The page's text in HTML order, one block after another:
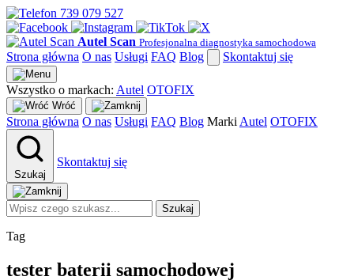
739 079 527
Autel Scan Profesjonalna diagnostyka samochodowa
Strona główna O nas Usługi FAQ Blog Skontaktuj się
Wszystko o markach: Autel OTOFIX
Wróć
Strona główna O nas Usługi FAQ Blog Marki Autel OTOFIX
Szukaj
Skontaktuj się
Szukaj
Tag
tester baterii samochodowej